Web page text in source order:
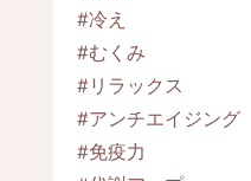
#冷え
#むくみ
#リラックス
#アンチエイジング
#免疫力